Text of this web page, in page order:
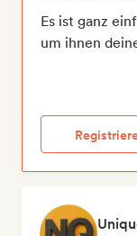
Es ist ganz
um ihnen